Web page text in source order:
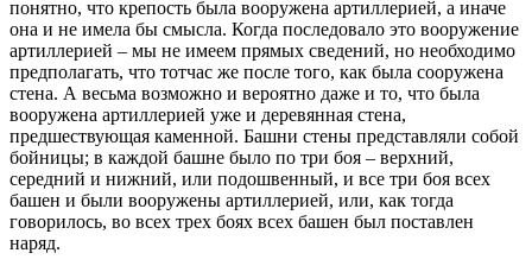
понятно, что крепость была вооружена артиллерией, а иначе
она и не имела бы смысла. Когда последовало это вооружение
артиллерией – мы не имеем прямых сведений, но необходимо
предполагать, что тотчас же после того, как была сооружена
стена. А весьма возможно и вероятно даже и то, что была
вооружена артиллерией уже и деревянная стена,
предшествующая каменной. Башни стены представляли собой
бойницы; в каждой башне было по три боя – верхний,
середний и нижний, или подошвенный, и все три боя всех
башен и были вооружены артиллерией, или, как тогда
говорилось, во всех трех боях всех башен был поставлен
наряд.